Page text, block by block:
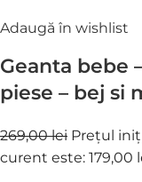
Adaugă în wishlist
Geanta bebe
piese – bej si
269,00 lei Prețul
curent este: 179,00